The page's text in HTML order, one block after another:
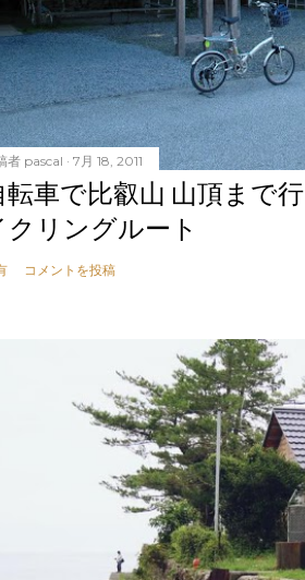
者 pascal 7月 18, 2011
転車で比叡山 山頂まで
クリングルート
コメントを投稿